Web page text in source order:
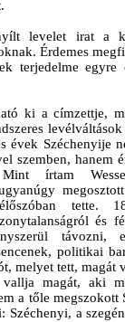
levelet irat a
Érdemes
terjedelme egyre
ki a címzettje,
évek Széchenyije
szemben, hanem
írtam
tette.
és
távozni,
politikai
melyet tett, magát
magát, aki
a tőle megszokott
Széchenyi, a